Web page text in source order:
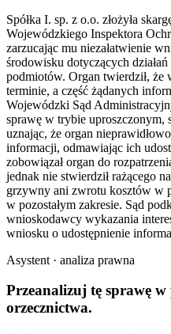
Spółka I. sp. z o.o. złożyła
Wojewódzkiego Inspektora
zarzucając mu niezałatwienie
środowisku dotyczących
podmiotów. Organ twierdził, że
terminie, a część żądanych
Wojewódzki Sąd
sprawę w trybie uproszczonym,
uznając, że organ
informacji, odmawiając ich
zobowiązał organ do
jednak nie stwierdził rażącego
grzywny ani zwrotu kosztów w
w pozostałym zakresie. Sąd
wnioskodawcy wykazania
wniosku o udostępnienie
Asystent · analiza prawna
Przeanalizuj tę sprawę w
orzecznictwa.